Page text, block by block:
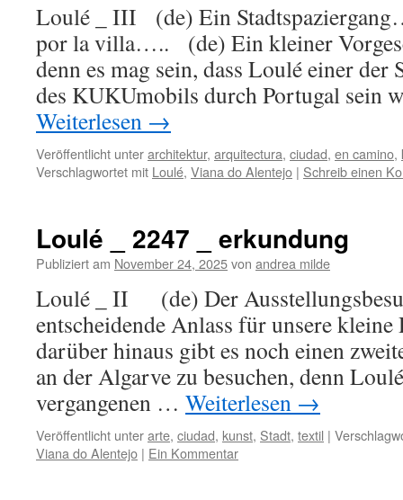
Loulé _ III (de) Ein
por la villa….. (de) Ein kleiner
denn es mag sein, dass Loulé einer der
des KUKUmobils durch Portugal
Weiterlesen →
Veröffentlicht unterarchitektur, arquitectura, ciudad, en camino,
Verschlagwortet mit Loulé, Viana do Alentejo | Schreib einen
Loulé _ 2247 _ erkundung
Publiziert am November 24, 2025von andrea milde
Loulé _ II (de) Der
entscheidende Anlass für unsere kleine
darüber hinaus gibt es noch einen
an der Algarve zu besuchen, denn
vergangenen … Weiterlesen →
Veröffentlicht unterarte, ciudad, kunst, Stadt, textil |
Viana do Alentejo | Ein Kommentar